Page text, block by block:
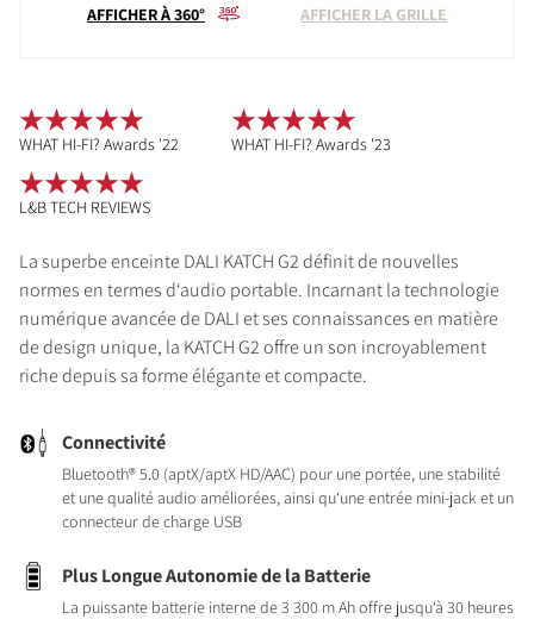
AFFICHER À 360° AFFICHER LA GRILLE
La superbe enceinte DALI KATCH G2 définit de nouvelles
normes en termes d‘audio portable. Incarnant la technologie
numérique avancée de DALI et ses connaissances en matière
de design unique, la KATCH G2 offre un son incroyablement
riche depuis sa forme élégante et compacte.
Connectivité
Bluetooth® 5.0 (aptX/aptX HD/AAC) pour une portée, une stabilité
et une qualité audio améliorées, ainsi qu‘une entrée mini-jack et un
connecteur de charge USB
Plus Longue Autonomie de la Batterie
La puissante batterie interne de 3 300 m Ah offre jusqu‘à 30 heures
WHAT HI-FI? Awards '22 WHAT HI-FI? Awards '23
L&B TECH REVIEWS